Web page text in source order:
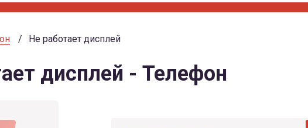
Не работает дисплей
дисплей - Телефон